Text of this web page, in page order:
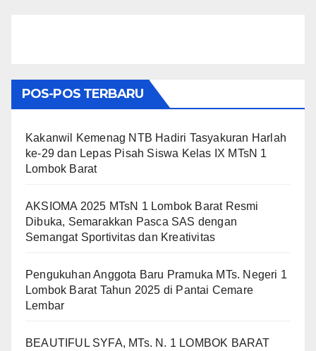
POS-POS TERBARU
Kakanwil Kemenag NTB Hadiri Tasyakuran Harlah
ke-29 dan Lepas Pisah Siswa Kelas IX MTsN 1
Lombok Barat
AKSIOMA 2025 MTsN 1 Lombok Barat Resmi
Dibuka, Semarakkan Pasca SAS dengan
Semangat Sportivitas dan Kreativitas
Pengukuhan Anggota Baru Pramuka MTs. Negeri 1
Lombok Barat Tahun 2025 di Pantai Cemare
Lembar
BEAUTIFUL SYFA, MTs. N. 1 LOMBOK BARAT